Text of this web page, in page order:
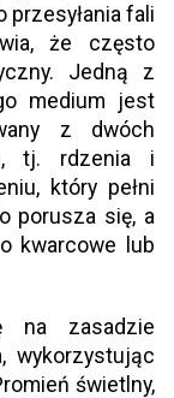
fali
że często
Jedną z
medium jest
z dwóch
tj. rdzenia i
który pełni
porusza się, a
kwarcowe lub
na zasadzie
wykorzystując
świetlny,